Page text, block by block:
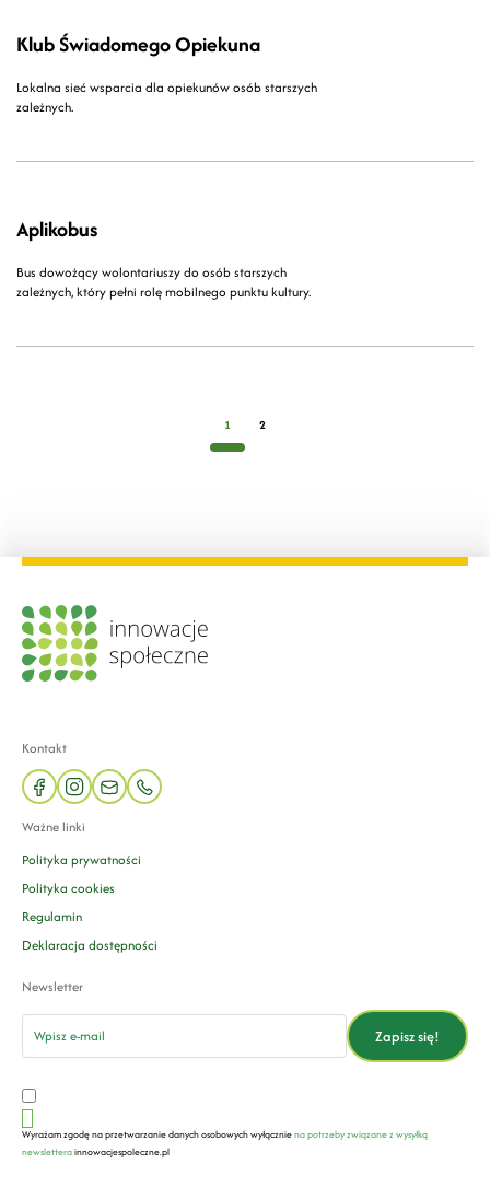
Klub Świadomego Opiekuna
Lokalna sieć wsparcia dla opiekunów osób starszych
zależnych.
Aplikobus
Bus dowożący wolontariuszy do osób starszych
zależnych, który pełni rolę mobilnego punktu kultury.
1 2
Kontakt
facebookinstagram
mail phone
Ważne linki
Polityka prywatności
Polityka cookies
Regulamin
Deklaracja dostępności
Newsletter
email
Zapisz się!
Wyrażam zgodę na przetwarzanie danych osobowych wyłączniena potrzeby związane z wysyłką
newsletterainnowacjespoleczne.pl